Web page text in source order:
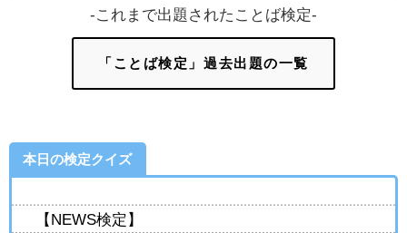
-これまで出題されたことば検定-
「ことば検定」過去出題の一覧
本日の検定クイズ
【NEWS検定】